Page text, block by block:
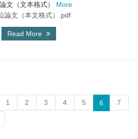
文（文本格式） More
論文（本文格式）.pdf
Read More
1 2 3 4 5 6 7